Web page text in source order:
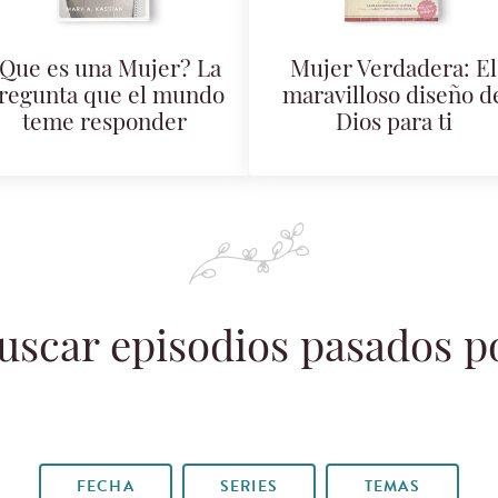
es una Mujer? La
que el mundo
teme responder
Mujer Verdadera: El
maravilloso diseño
Dios para ti
episodios pasados
FECHA SERIES TEMAS